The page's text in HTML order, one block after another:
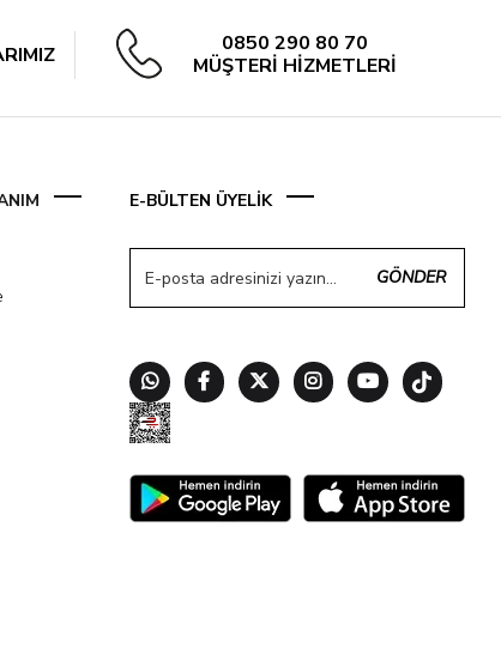
0850 290 80 70
MÜŞTERİ HİZMETLERİ
E-BÜLTEN ÜYELİK
GÖNDER